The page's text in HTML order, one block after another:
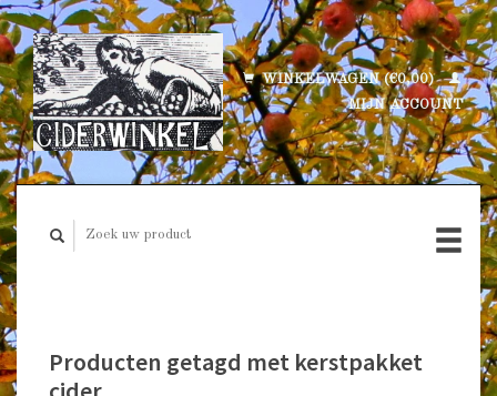
WINKELWAGEN (€0,00)
MIJN ACCOUNT
Producten getagd met kerstpakket